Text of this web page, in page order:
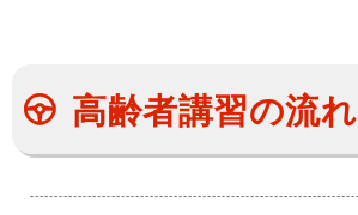
高齢者講習の流れ